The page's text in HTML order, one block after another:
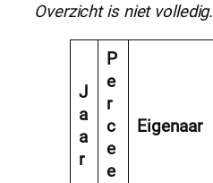
Overzicht is niet volledig.
J
a
a
r
P
e
r
c
e
e
Eigenaar